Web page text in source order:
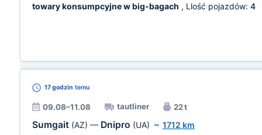
towary konsumpcyjne w big-bagach , Llość pojazdów: 4
17 godzin temu
09.08–11.08 tautliner 22 t
Sumgait (AZ) — Dnipro (UA) ~ 1712 km